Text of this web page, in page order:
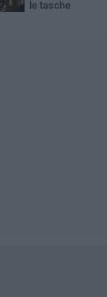
le tasche